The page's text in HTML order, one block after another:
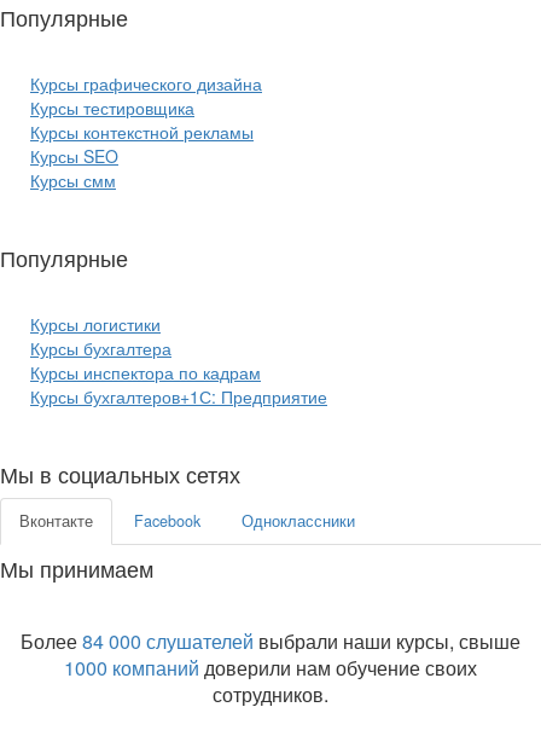
Популярные
Курсы графического дизайна
Курсы тестировщика
Курсы контекстной рекламы
Курсы SEO
Курсы смм
Популярные
Курсы логистики
Курсы бухгалтера
Курсы инспектора по кадрам
Курсы бухгалтеров+1С: Предприятие
Мы в социальных сетях
Вконтакте Facebook Одноклассники
Мы принимаем
Более84 000 слушателей выбрали наши курсы, свыше
1000 компаний доверили нам обучение своих
сотрудников.